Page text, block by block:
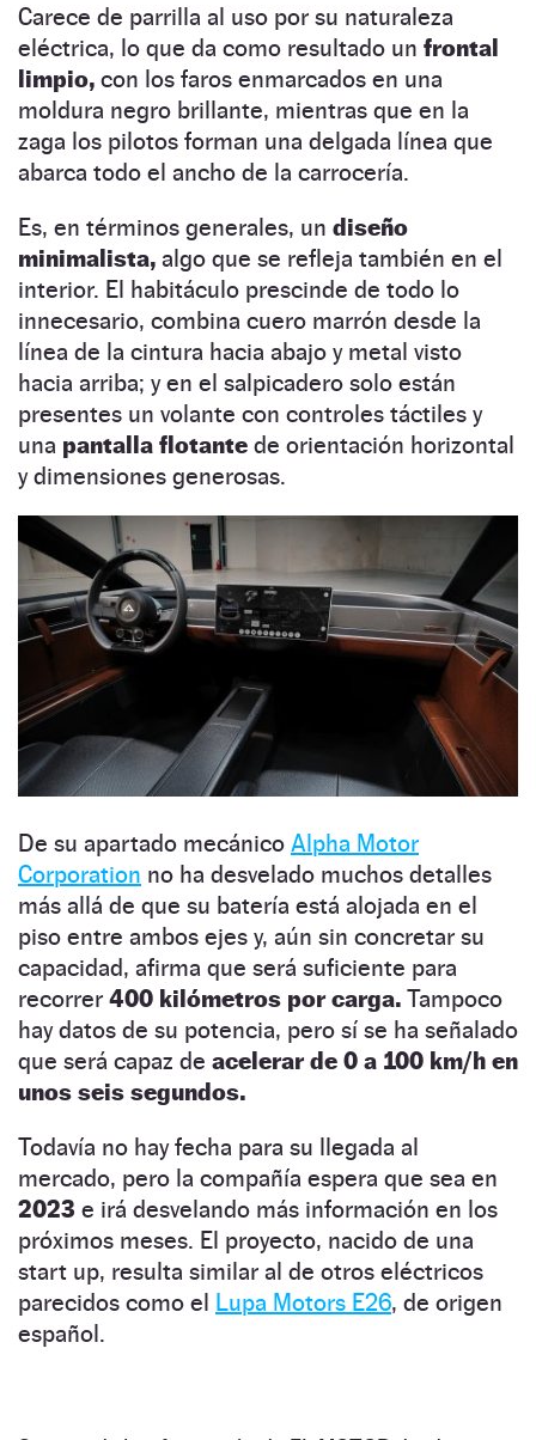
Carece de parrilla al uso por su naturaleza
eléctrica, lo que da como resultado un frontal
limpio, con los faros enmarcados en una
moldura negro brillante, mientras que en la
zaga los pilotos forman una delgada línea que
abarca todo el ancho de la carrocería.
Es, en términos generales, un diseño
minimalista, algo que se refleja también en el
interior. El habitáculo prescinde de todo lo
innecesario, combina cuero marrón desde la
línea de la cintura hacia abajo y metal visto
hacia arriba; y en el salpicadero solo están
presentes un volante con controles táctiles y
una pantalla flotante de orientación horizontal
y dimensiones generosas.
De su apartado mecánico Alpha Motor
Corporation no ha desvelado muchos detalles
más allá de que su batería está alojada en el
piso entre ambos ejes y, aún sin concretar su
capacidad, afirma que será suficiente para
recorrer 400 kilómetros por carga. Tampoco
hay datos de su potencia, pero sí se ha señalado
que será capaz de acelerar de 0 a 100 km/h en
unos seis segundos.
Todavía no hay fecha para su llegada al
mercado, pero la compañía espera que sea en
2023 e irá desvelando más información en los
próximos meses. El proyecto, nacido de una
start up, resulta similar al de otros eléctricos
parecidos como el Lupa Motors E26, de origen
español.